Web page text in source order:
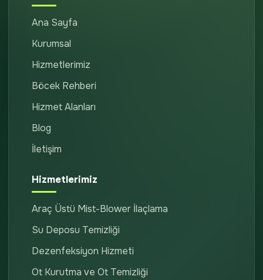
Ana Sayfa
Kurumsal
Hizmetlerimiz
Böcek Rehberi
Hizmet Alanları
Blog
İletişim
Hizmetlerimiz
Araç Üstü Mist-Blower İlaçlama
Su Deposu Temizliği
Dezenfeksiyon Hizmeti
Ot Kurutma ve Ot Temizliği